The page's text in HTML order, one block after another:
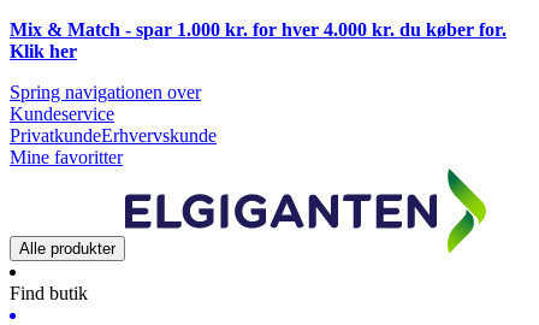
Mix & Match - spar 1.000 kr. for hver 4.000 kr. du køber for.
Klik her
Spring navigationen over
Kundeservice
PrivatkundeErhvervskunde
Mine favoritter
Alle produkter
Find butik